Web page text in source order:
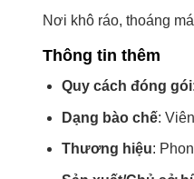
Nơi khô ráo, thoáng
Thông tin thêm
Quy cách đóng gói
Dạng bào chế:
Thương hiệu: